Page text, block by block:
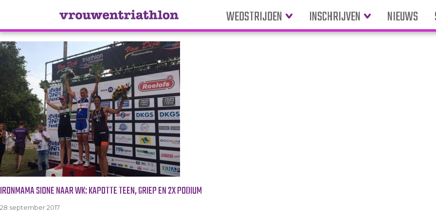
WEDSTRIJDEN INSCHRIJVEN NIEUWS
Tag Archive: griep
IRONMAMA SIONE NAAR WK: KAPOTTE TEEN, GRIEP EN 2X PODIUM
28 september 2017